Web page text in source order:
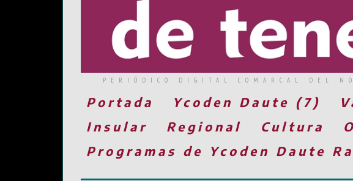
PERIÓDICO DIGITAL COMARCAL DEL
Portada Ycoden Daute (7)
Insular
Regional Cultura
Programas de Ycoden Daute